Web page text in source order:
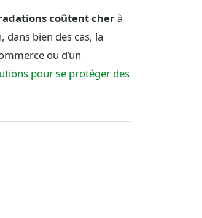
coûtent cherà
bien des cas, la
ou d’un
pour se protéger des